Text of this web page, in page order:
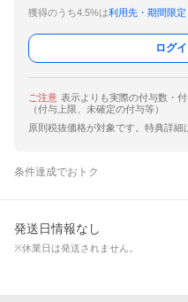
獲得のうち4.5%は利用先・期間限定
ログ
ご注意 表示よりも実際の付与数・
（付与上限、未確定の付与等）
原則税抜価格が対象です。特典詳細
条件達成でおトク
発送日情報なし
※休業日は発送されません。